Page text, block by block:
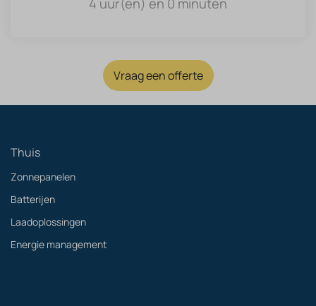
4 uur(en) en 0 minuten
Vraag een offerte
Thuis
Zonnepanelen
Batterijen
Laadoplossingen
Energie management